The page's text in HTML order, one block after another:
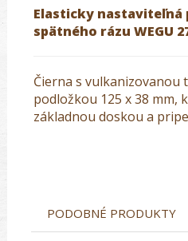
Elasticky nastaviteľná
spätného rázu WEGU
Čierna s vulkanizovanou
podložkou 125 x 38 mm,
základnou doskou a
PODOBNÉ PRODUKTY